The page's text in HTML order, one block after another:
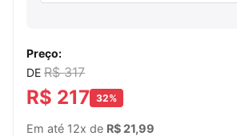
Preço:
DE R$ 317
R$ 217 32%
Em até 12x de R$ 21,99